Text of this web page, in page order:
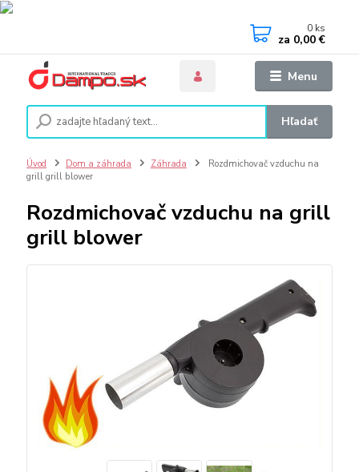
Menu
Hľadať
0 ks
za 0,00 €
Úvod Dom a záhrada Záhrada
Rozdmichovač vzduchu na
grill grill blower
Rozdmichovač vzduchu na grill
grill blower